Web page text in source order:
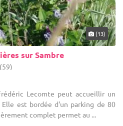
(13)
sur Sambre
Lecomte peut accueillir un
Elle est bordée d'un parking de 80
complet permet au ...